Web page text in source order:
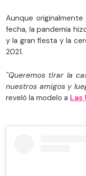
Aunque
fecha, la pandemia
y la gran fiesta y la
2021.
"Queremos tirar la
nuestros amigos y
reveló la modelo a Las